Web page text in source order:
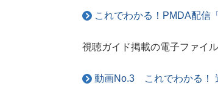
これでわかる！PMDA配信
視聴ガイド掲載の電子ファイル
動画No.3 これでわかる！